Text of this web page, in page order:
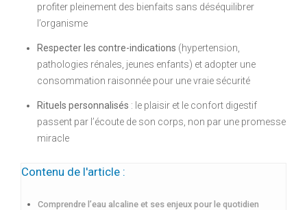
profiter pleinement des bienfaits sans déséquilibrer
l’organisme
Respecter les contre-indications (hypertension,
pathologies rénales, jeunes enfants) et adopter une
consommation raisonnée pour une vraie sécurité
Rituels personnalisés : le plaisir et le confort digestif
passent par l’écoute de son corps, non par une promesse
miracle
Contenu de l'article :
Comprendre l’eau alcaline et ses enjeux pour le quotidien